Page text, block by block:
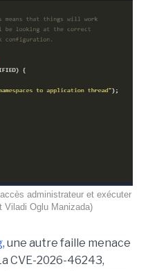
administrateur et exécuter
Viladi Oglu Manizada)
, une autre faille menace
CVE-2026-46243,